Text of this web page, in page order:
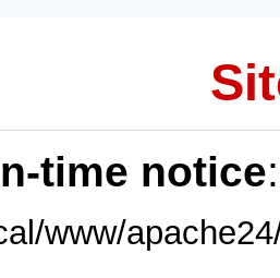
time notice
www/